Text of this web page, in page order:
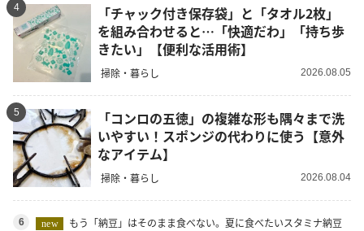
4
「チャック付き保存袋」と「タオル2枚」
を組み合わせると…「快適だわ」「持ち歩
きたい」【便利な活用術】
掃除・暮らし 2026.08.05
5
「コンロの五徳」の複雑な形も隅々まで洗
いやすい！スポンジの代わりに使う【意外
なアイテム】
掃除・暮らし 2026.08.04
6 new
もう「納豆」はそのまま食べない。夏に食べたいスタミナ納豆